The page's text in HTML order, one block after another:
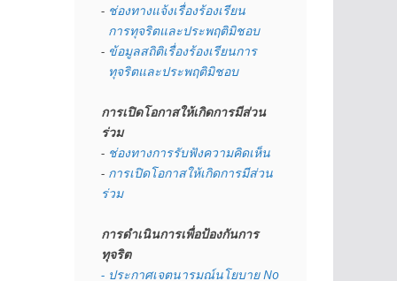
- ช่องทางแจ้งเรื่องร้องเรียน
  การทุจริตและประพฤติมิชอบ
- ข้อมูลสถิติเรื่องร้องเรียนการ
  ทุจริตและประพฤติมิชอบ
การเปิดโอกาสให้เกิดการมีส่วน
ร่วม
- ช่องทางการรับฟังความคิดเห็น
- การเปิดโอกาสให้เกิดการมีส่วน
ร่วม
การดำเนินการเพื่อป้องกันการ
ทุจริต
- ประกาศเจตนารมณ์นโยบาย No